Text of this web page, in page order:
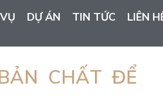
DỰ ÁN TIN TỨC LIÊN
CHẤT ĐỂ